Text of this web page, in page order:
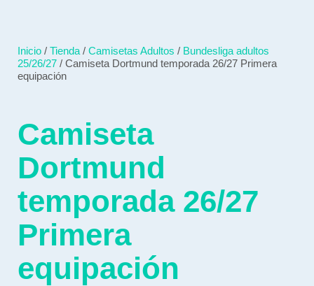
Inicio / Tienda / Camisetas Adultos / Bundesliga adultos
25/26/27 / Camiseta Dortmund temporada 26/27 Primera
equipación
Camiseta
Dortmund
temporada 26/27
Primera
equipación